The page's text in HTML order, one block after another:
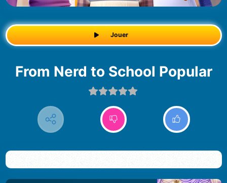
Jouer
From Nerd to School Popular